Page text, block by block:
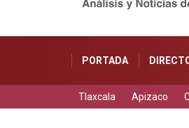
PORTADA
Tlaxcala Apizaco